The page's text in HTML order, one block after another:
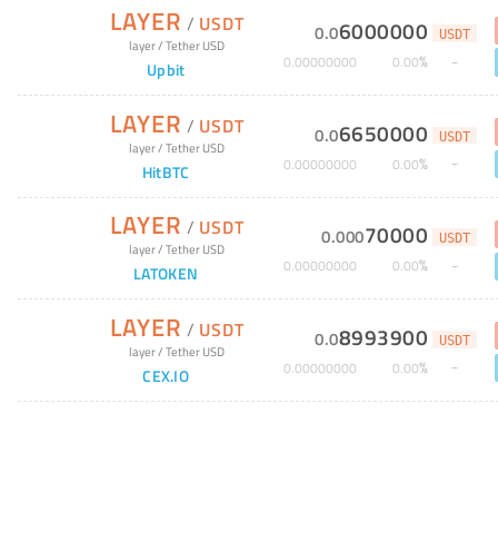
LAYER / USDT
layer/Tether USD
Upbit
0.06000000 USDT
0.00000000 0.00%
LAYER / USDT
layer/Tether USD
HitBTC
0.06650000 USDT
0.00000000 0.00%
LAYER / USDT
layer/Tether USD
LATOKEN
0.00070000 USDT
0.00000000 0.00%
LAYER / USDT
layer/Tether USD
CEX.IO
0.08993900 USDT
0.00000000 0.00%